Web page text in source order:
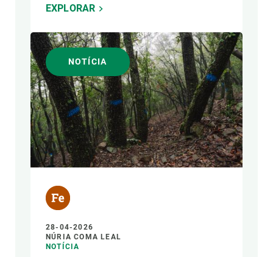
EXPLORAR
NOTÍCIA
28-04-2026
NÚRIA COMA LEAL
NOTÍCIA